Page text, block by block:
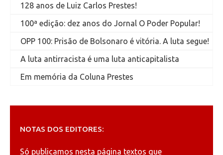
128 anos de Luiz Carlos Prestes!
100ª edição: dez anos do Jornal O Poder Popular!
OPP 100: Prisão de Bolsonaro é vitória. A luta segue!
A luta antirracista é uma luta anticapitalista
Em memória da Coluna Prestes
NOTAS DOS EDITORES:
Só publicamos nesta página textos que